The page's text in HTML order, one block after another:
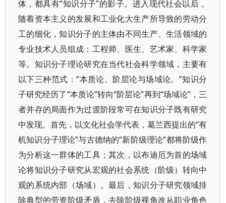
体，都具有“知识分子”的影子。进入现代社会以后，
随着资本主义的发展和工业化大生产所导致的劳动分
工的细化，知识分子的主体由不同生产、生活领域的
专业技术人员组成：工程师、医生、艺术家、科学家
等。知识分子理论研究在当代社会科学领域，主要有
以下三种范式：“本质论、阶层论与场域论。”知识分
子研究经历了“本质论”转向“阶层论”再到“场域论”，三
者并存的局面作为过渡阶段常可在知识分子既有研究
中发现。首先，以文化社会学代表，葛兰西提出的“有
机知识分子理论”与古德纳的“新阶级理论”都将阶级作
为分析这一群体的工具；其次，以布迪厄为首的场域
论将知识分子研究从宏观的社会系统（阶级）转向中
观的系统内部（场域）。最后，知识分子研究领域排
除典型的劳资阶级矛盾，去除阶级视角改从职业角色